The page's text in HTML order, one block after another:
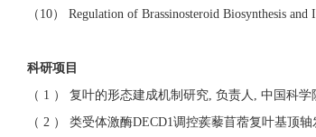
（10） Regulation of Brassinosteroid Biosynthesis
科研项目
（ 1 ） 复叶的形态建成机制研究, 负责人, 中国科学
（ 2 ） 类受体激酶DECD1调控蒺藜苜蓿复叶基顶